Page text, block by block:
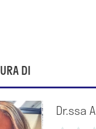
DI
Dr.ssa